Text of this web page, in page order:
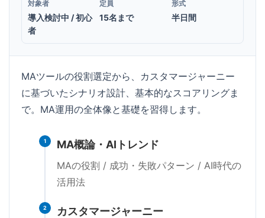
対象者
導入検討中 / 初心
者
定員
15名まで
形式
半日間
MAツールの役割選定から、カスタマージャーニー
に基づいたシナリオ設計、基本的なスコアリングま
で。MA運用の全体像と基礎を習得します。
1 MA概論・AIトレンド
MAの役割 / 成功・失敗パターン / AI時代の
活用法
2 カスタマージャーニー